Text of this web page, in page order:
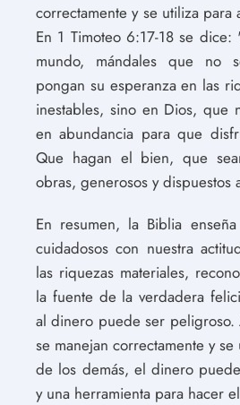
correctamente y se utiliza para
En 1 Timoteo 6:17-18 se
mundo, mándales que no
pongan su esperanza en las
inestables, sino en Dios, que
en abundancia para que
Que hagan el bien, que
obras, generosos y dispuestos
En resumen, la Biblia
cuidadosos con nuestra
las riquezas materiales,
la fuente de la verdadera
al dinero puede ser peligroso.
se manejan correctamente y
de los demás, el dinero
y una herramienta para hacer